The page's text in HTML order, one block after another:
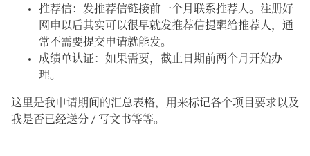
推荐信：发推荐信链接前一个月联系推荐人。注册好
网申以后其实可以很早就发推荐信提醒给推荐人，通
常不需要提交申请就能发。
成绩单认证：如果需要，截止日期前两个月开始办
理。
这里是我申请期间的汇总表格，用来标记各个项目要求以及
我是否已经送分 / 写文书等等。